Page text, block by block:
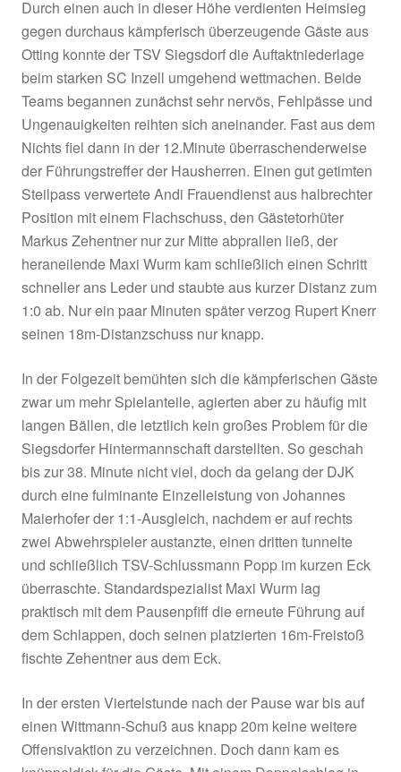
Schriftführer & Pressewart
Verdienter 4 : 1 – Heimerfolg gegen DJK
Durch einen auch in dieser Höhe verdienten
gegen durchaus kämpferisch überzeugende
Otting konnte der TSV Siegsdorf die
beim starken SC Inzell umgehend
Teams begannen zunächst sehr nervös,
Ungenauigkeiten reihten sich aneinander.
der Führungstreffer der Hausherren. Einen gut
Steilpass verwertete Andi Frauendienst aus
Position mit einem Flachschuss, den
Markus Zehentner nur zur Mitte abprallen ließ,
heraneilende Maxi Wurm kam schließlich
schneller ans Leder und staubte aus kurzer
1:0 ab. Nur ein paar Minuten später verzog
seinen 18m-Distanzschuss nur knapp.
In der Folgezeit bemühten sich die
zwar um mehr Spielanteile, agierten aber zu
langen Bällen, die letztlich kein großes
Siegsdorfer Hintermannschaft darstellten. So
bis zur 38. Minute nicht viel, doch da gelang